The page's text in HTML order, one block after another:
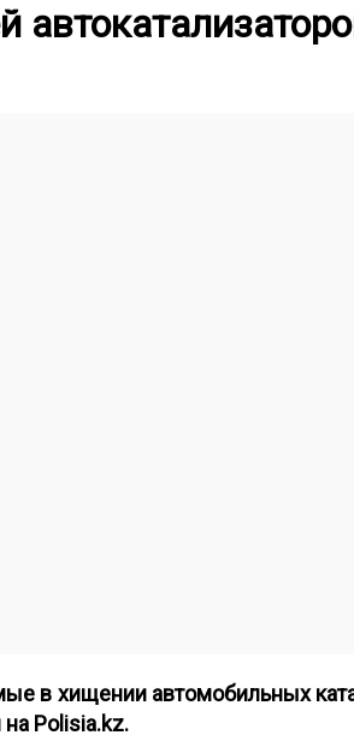
в хищении автомобильных
на Polisia.kz.